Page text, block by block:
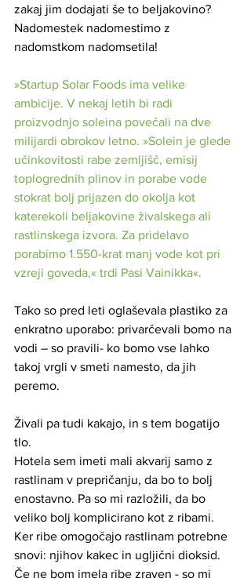
zakaj jim dodajati še to beljakovino?
Nadomestek nadomestimo z
nadomstkom nadomsetila!
»Startup Solar Foods ima velike
ambicije. V nekaj letih bi radi
proizvodnjo soleina povečali na dve
milijardi obrokov letno. »Solein je glede
učinkovitosti rabe zemljišč, emisij
toplogrednih plinov in porabe vode
stokrat bolj prijazen do okolja kot
katerekoli beljakovine živalskega ali
rastlinskega izvora. Za pridelavo
porabimo 1.550-krat manj vode kot pri
vzreji goveda,« trdi Pasi Vainikka«.
Tako so pred leti oglaševala plastiko za
enkratno uporabo: privarčevali bomo na
vodi – so pravili- ko bomo vse lahko
takoj vrgli v smeti namesto, da jih
peremo.
Živali pa tudi kakajo, in s tem bogatijo
tlo.
Hotela sem imeti mali akvarij samo z
rastlinam v prepričanju, da bo to bolj
enostavno. Pa so mi razložili, da bo
veliko bolj komplicirano kot z ribami.
Ker ribe omogočajo rastlinam potrebne
snovi: njihov kakec in ugljični dioksid.
Če ne bom imela ribe zraven - so mi